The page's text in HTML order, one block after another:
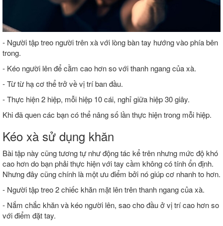
- Người tập treo người trên xà với lòng bàn tay hướng vào phía bên
trong.
- Kéo người lên để cằm cao hơn so với thanh ngang của xà.
- Từ từ hạ cơ thể trở về vị trí ban đầu.
- Thực hiện 2 hiệp, mỗi hiệp 10 cái, nghỉ giữa hiệp 30 giây.
Khi đã quen các bạn có thể nâng số lần thực hiện trong mỗi hiệp.
Kéo xà sử dụng khăn
Bài tập này cũng tương tự như động tác kể trên nhưng mức độ khó
cao hơn do bạn phải thực hiện với tay cầm không có tính ổn định.
Nhưng đây cũng chính là một ưu điểm bởi nó giúp cơ nhanh to hơn.
- Người tập treo 2 chiếc khăn mặt lên trên thanh ngang của xà.
- Nắm chắc khăn và kéo người lên, sao cho đầu ở vị trí cao hơn so
với điểm đặt tay.